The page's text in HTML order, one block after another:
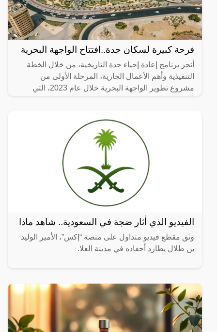
فرحة كبيرة لسكان جدة..افتتاح الواجهة البحرية
أنجز برنامج إعادة إحياء جدة التاريخية، من خلال الخطة
التنفيذية وأهم الأعمال الجارية، المرحلة الأولى من
مشروع تطوير الواجهة البحرية خلال عام 2023، التي
الفيديو الذي أثار ضجة في السعودية.. شاهد ماذا
وثق مقطع فيديو متداول على منصة “إكس”، الأمير الوليد
بن طلال يطارد أحفاده في مدينة العلا.